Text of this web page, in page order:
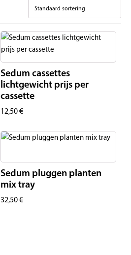
Sedum cassettes
lichtgewicht prijs per
cassette
12,50€
Sedum pluggen planten
mix tray
32,50€